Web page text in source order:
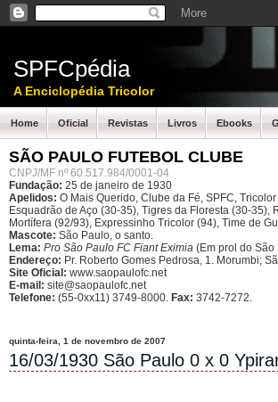
SPFCpédia
A Enciclopédia Tricolor
Home Oficial Revistas Livros Ebooks
SÃO PAULO FUTEBOL CLUBE
CNPJ/MF nº 60.517.984/0001-04
Fundação: 25 de janeiro de 1930
Apelidos: O Mais Querido, Clube da Fé, SPFC,
Esquadrão de Aço (30-35), Tigres da Floresta (30-
Mortífera (92/93), Expressinho Tricolor (94), Time de
Mascote: São Paulo, o santo.
Lema: Pro São Paulo FC Fiant Eximia (Em prol do São
Endereço: Pr. Roberto Gomes Pedrosa, 1. Morumbi;
Site Oficial: www.saopaulofc.net
E-mail: site@saopaulofc.net
Telefone: (55-0xx11) 3749-8000. Fax: 3742-7272.
quinta-feira, 1 de novembro de 2007
16/03/1930 São Paulo 0 x 0